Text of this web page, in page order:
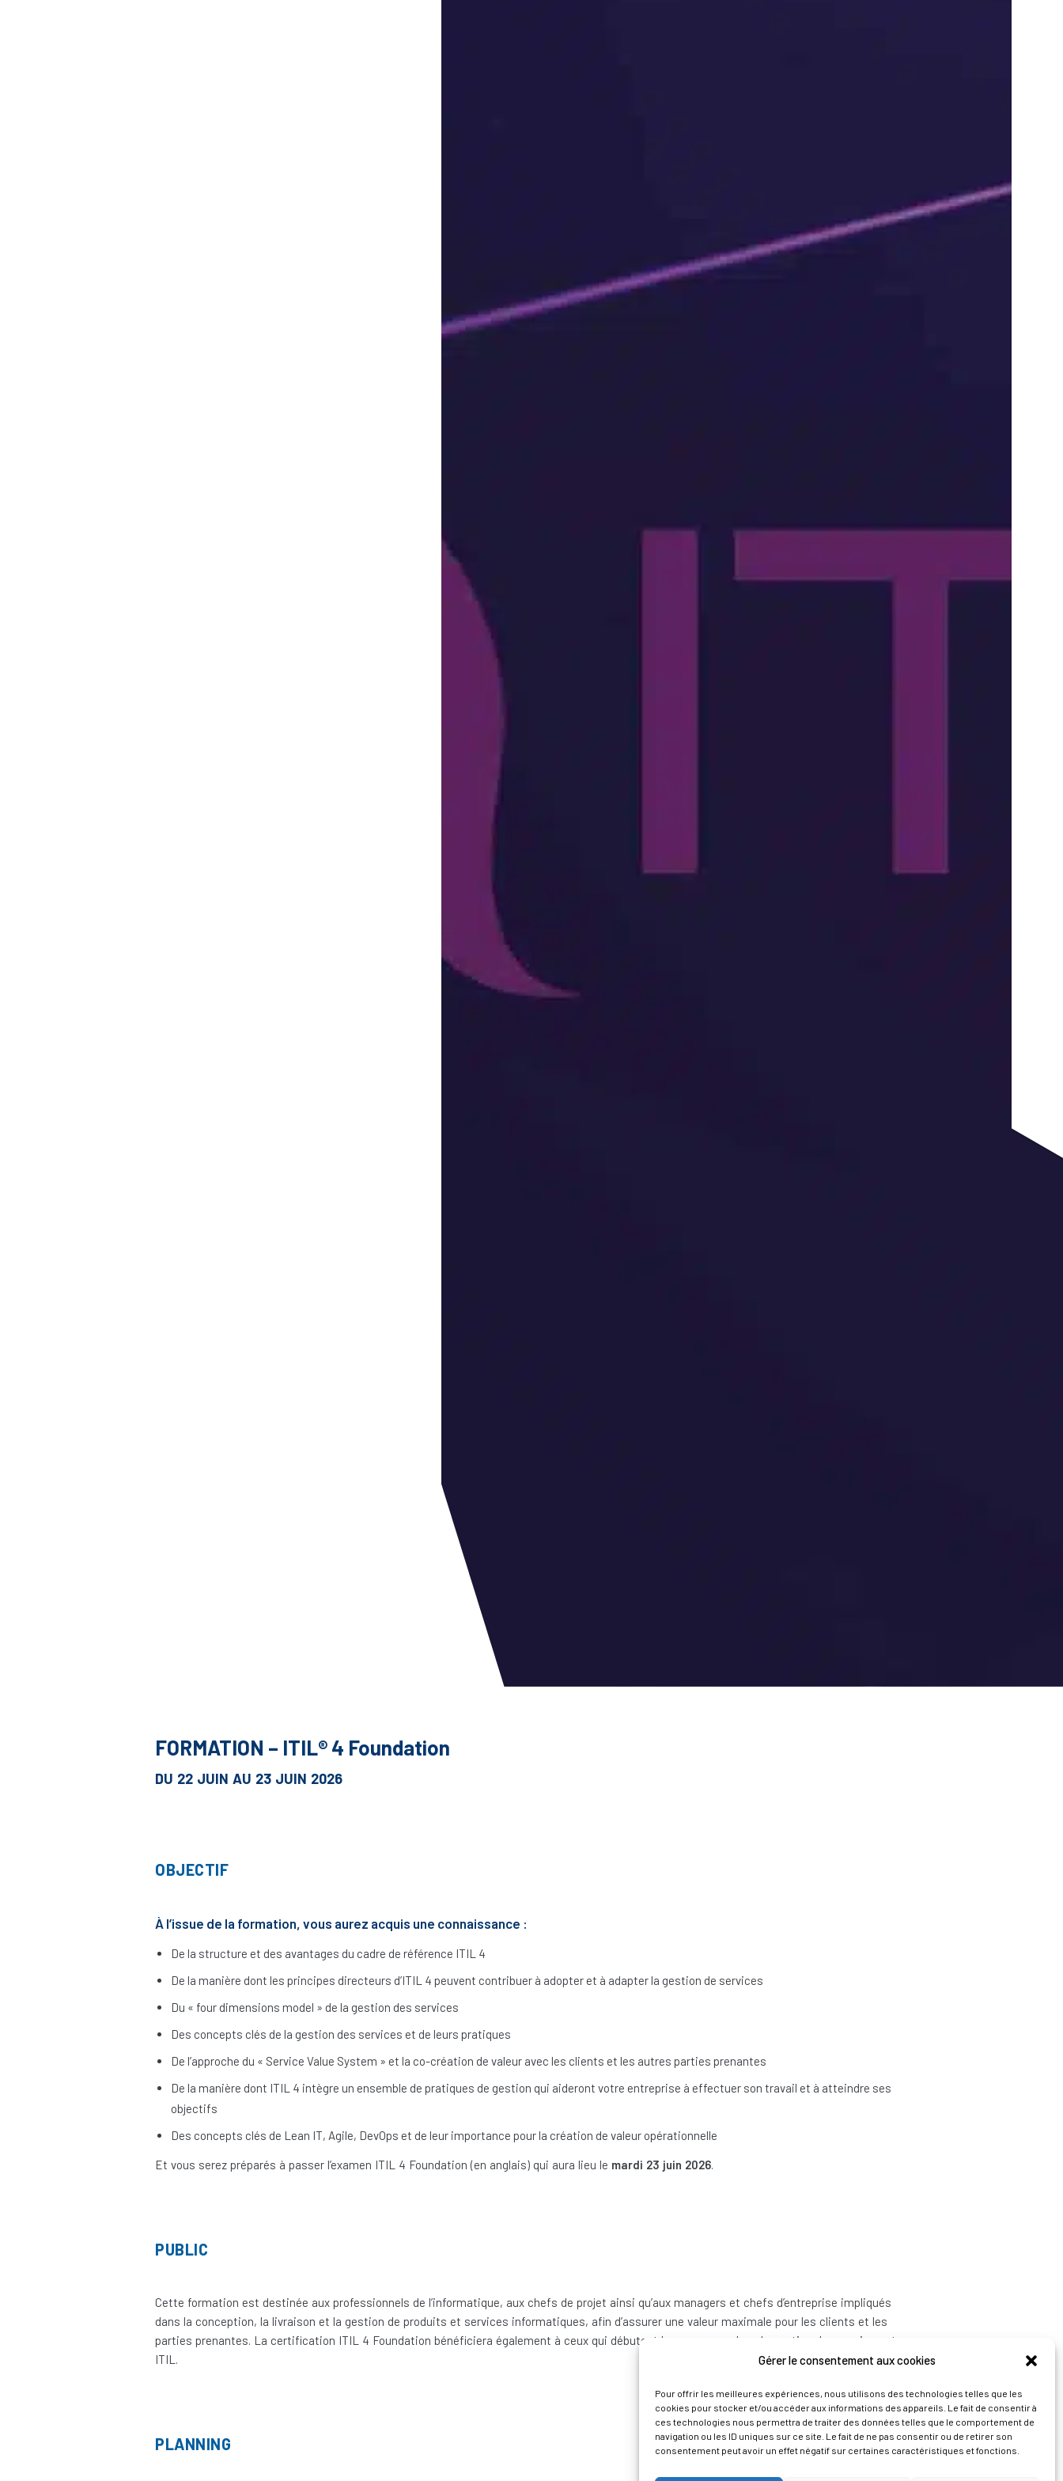
Gérer le consentement aux cookies
Pour offrir les meilleures expériences, nous utilisons des technologies telles que les
cookies pour stocker et/ou accéder aux informations des appareils. Le fait de consentir à
ces technologies nous permettra de traiter des données telles que le comportement de
navigation ou les ID uniques sur ce site. Le fait de ne pas consentir ou de retirer son
consentement peut avoir un effet négatif sur certaines caractéristiques et fonctions.
FORMATION – ITIL® 4 Foundation
DU 22 JUIN AU 23 JUIN 2026
OBJECTIF
À l’issue de la formation, vous aurez acquis une connaissance :
De la structure et des avantages du cadre de référence ITIL 4
De la manière dont les principes directeurs d’ITIL 4 peuvent contribuer à adopter et à adapter la gestion de services
Du « four dimensions model » de la gestion des services
Des concepts clés de la gestion des services et de leurs pratiques
De l’approche du « Service Value System » et la co-création de valeur avec les clients et les autres parties prenantes
De la manière dont ITIL 4 intègre un ensemble de pratiques de gestion qui aideront votre entreprise à effectuer son travail et à atteindre ses
objectifs
Des concepts clés de Lean IT, Agile, DevOps et de leur importance pour la création de valeur opérationnelle
Et vous serez préparés à passer l’examen ITIL 4 Foundation (en anglais) qui aura lieu le mardi 23 juin 2026.
PUBLIC
Cette formation est destinée aux professionnels de l’informatique, aux chefs de projet ainsi qu’aux managers et chefs d’entreprise impliqués
dans la conception, la livraison et la gestion de produits et services informatiques, afin d’assurer une valeur maximale pour les clients et les
parties prenantes. La certification ITIL 4 Foundation bénéficiera également à ceux qui débutent leur parcours dans la gestion des services et
ITIL.
PLANNING